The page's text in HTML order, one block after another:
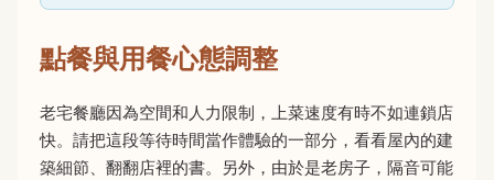
點餐與用餐心態調整
老宅餐廳因為空間和人力限制，上菜速度有時不如連鎖店
快。請把這段等待時間當作體驗的一部分，看看屋內的建
築細節、翻翻店裡的書。另外，由於是老房子，隔音可能